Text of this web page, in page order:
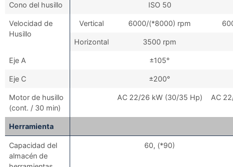
Cono del husillo ISO 50
Velocidad de
Husillo
Vertical 6000/(*8000) rpm
Horizontal 3500 rpm
Eje A ±105°
Eje C ±200°
Motor de husillo
(cont. / 30 min)
AC 22/26 kW (30/35 Hp) AC
Herramienta
Capacidad del
almacén de
60, (*90)